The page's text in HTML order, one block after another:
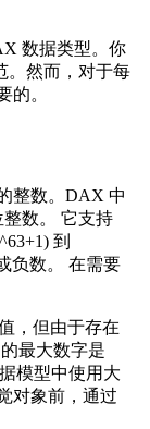
数据类型。你
。然而，对于每
的。
整数。DAX 中
数。 它支持
到
负数。
在需要
，但由于存在
最大数字是
模型中使用大
对象前，通过